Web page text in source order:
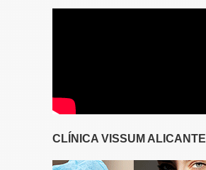
CLÍNICA VISSUM ALICANTE